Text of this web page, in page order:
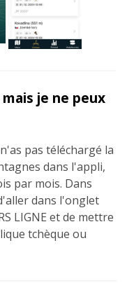
je ne peux
pas téléchargé la
dans l'appli,
par mois. Dans
dans l'onglet
LIGNE et de mettre
tchèque ou